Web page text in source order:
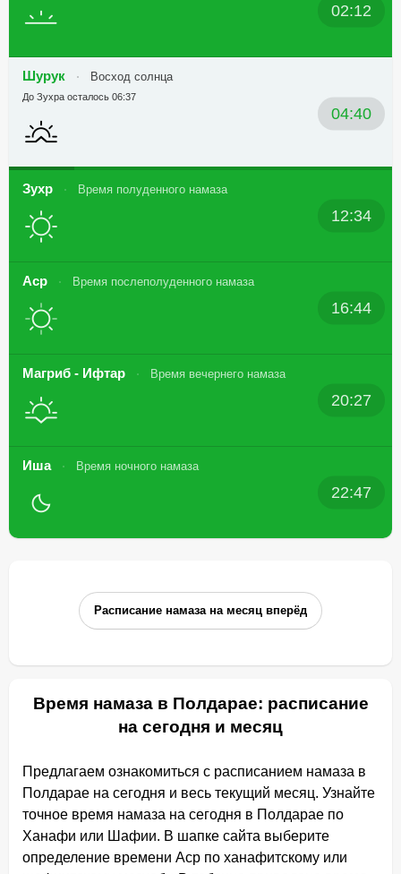
02:12
Шурук Восход солнца
04:40
До Зухра осталось 06:37
Зухр Время полуденного намаза
12:34
Аср Время послеполуденного намаза
16:44
Магриб - Ифтар Время вечернего намаза
20:27
Иша Время ночного намаза
22:47
Расписание намаза на месяц вперёд
Время намаза в Полдарае: расписание
на сегодня и месяц
Предлагаем ознакомиться с расписанием намаза в
Полдарае на сегодня и весь текущий месяц. Узнайте
точное время намаза на сегодня в Полдарае по
Ханафи или Шафии. В шапке сайта выберите
определение времени Аср по ханафитскому или